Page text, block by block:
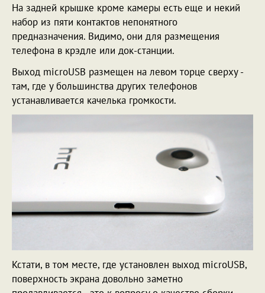
На задней крышке кроме камеры есть еще и некий
набор из пяти контактов непонятного
предназначения. Видимо, они для размещения
телефона в крэдле или док-станции.
Выход microUSB размещен на левом торце сверху -
там, где у большинства других телефонов
устанавливается качелька громкости.
Кстати, в том месте, где установлен выход microUSB,
поверхность экрана довольно заметно